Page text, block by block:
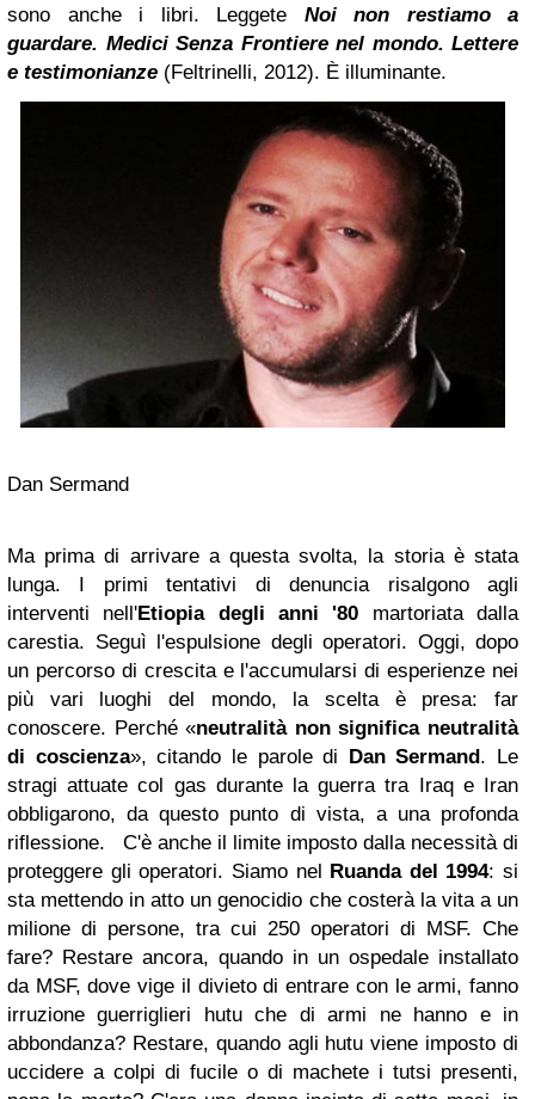
sono anche i libri. Leggete Noi non restiamo a
guardare. Medici Senza Frontiere nel mondo. Lettere
e testimonianze (Feltrinelli, 2012). È illuminante.
Dan Sermand
Ma prima di arrivare a questa svolta, la storia è stata
lunga. I primi tentativi di denuncia risalgono agli
interventi nell'Etiopia degli anni '80 martoriata dalla
carestia. Seguì l'espulsione degli operatori. Oggi, dopo
un percorso di crescita e l'accumularsi di esperienze nei
più vari luoghi del mondo, la scelta è presa: far
conoscere. Perché «neutralità non significa neutralità
di coscienza», citando le parole di Dan Sermand. Le
stragi attuate col gas durante la guerra tra Iraq e Iran
obbligarono, da questo punto di vista, a una profonda
riflessione.
C'è anche il limite imposto dalla necessità di
proteggere gli operatori. Siamo nel Ruanda del 1994: si
sta mettendo in atto un genocidio che costerà la vita a un
milione di persone, tra cui 250 operatori di MSF. Che
fare? Restare ancora, quando in un ospedale installato
da MSF, dove vige il divieto di entrare con le armi, fanno
irruzione guerriglieri hutu che di armi ne hanno e in
abbondanza? Restare, quando agli hutu viene imposto di
uccidere a colpi di fucile o di machete i tutsi presenti,